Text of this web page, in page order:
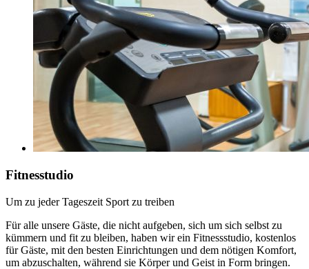
Fitnesstudio
Um zu jeder Tageszeit Sport zu treiben
Für alle unsere Gäste, die nicht aufgeben, sich um sich selbst zu
kümmern und fit zu bleiben, haben wir ein Fitnessstudio, kostenlos
für Gäste, mit den besten Einrichtungen und dem nötigen Komfort,
um abzuschalten, während sie Körper und Geist in Form bringen.